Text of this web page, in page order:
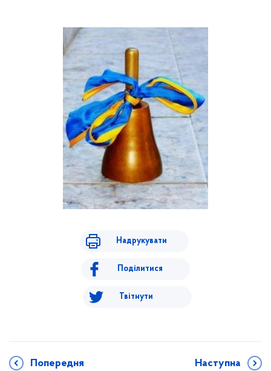
Надрукувати
Поділитися
Твітнути
Попередня Наступна